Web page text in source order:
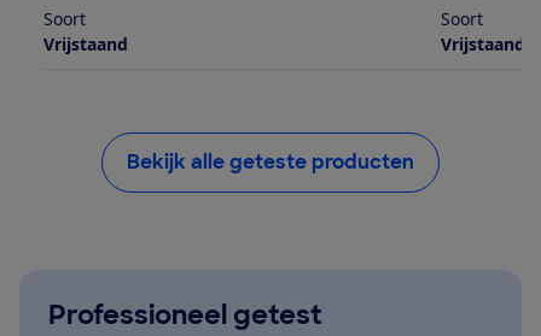
Soort
Vrijstaand
Soort
Vrijstaand
Bekijk alle geteste producten
Professioneel getest